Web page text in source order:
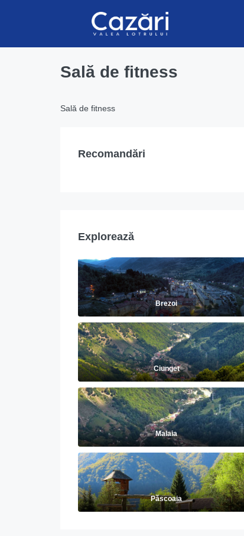
Sală de fitness
Sală de fitness
Recomandări
Explorează
Brezoi
Ciunget
Malaia
Păscoaia